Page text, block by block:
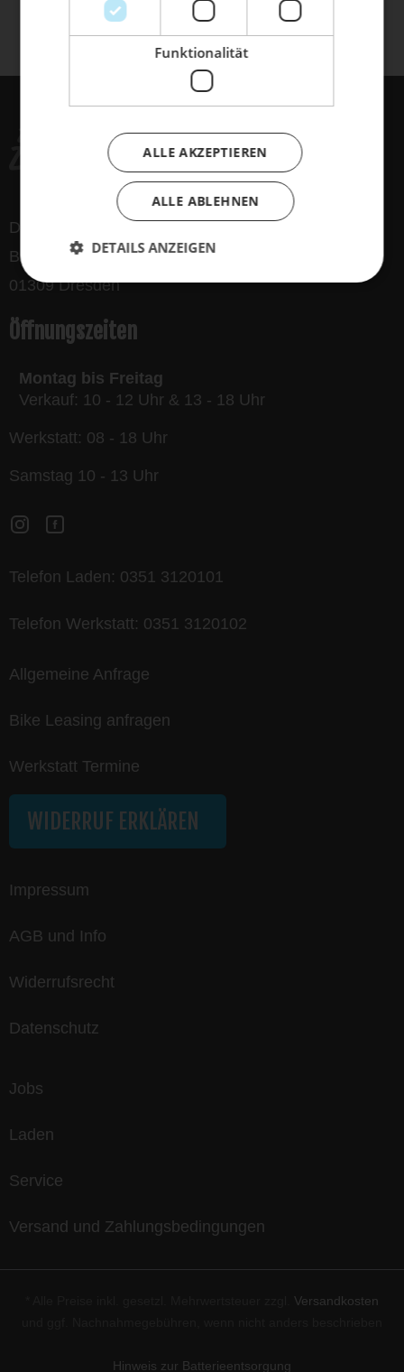
oder ein Update?
Buche dir jetzt deinen Termin.
life is too short - to ride shit
bikes
Der Dynamo GmbH
Bergmannstraße 32
01309 Dresden
Öffnungszeiten
Montag bis Freitag
Verkauf: 10 - 12 Uhr & 13 - 18 Uhr
Werkstatt: 08 - 18 Uhr
Samstag 10 - 13 Uhr
Telefon Laden: 0351 3120101
Telefon Werkstatt: 0351 3120102
Allgemeine Anfrage
Bike Leasing anfragen
Werkstatt Termine
WIDERRUF ERKLÄREN
Impressum
AGB und Info
Widerrufsrecht
Datenschutz
Jobs
Laden
Service
Versand und Zahlungsbedingungen
Versandkosten
Hinweis zur Batterieentsorgung
Funktionalität
ALLE AKZEPTIEREN
ALLE ABLEHNEN
DETAILS ANZEIGEN